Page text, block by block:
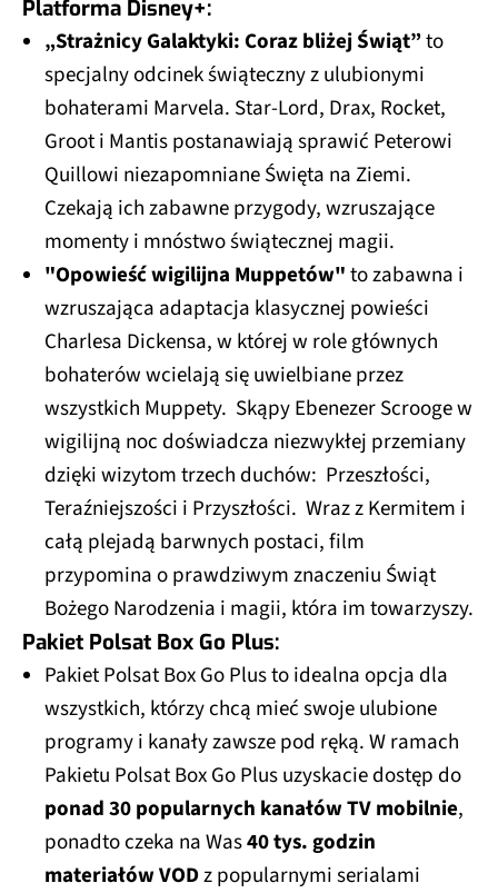
Platforma Disney+:
„Strażnicy Galaktyki: Coraz bliżej Świąt”to
specjalny odcinek świąteczny z ulubionymi
bohaterami Marvela. Star-Lord, Drax, Rocket,
Groot i Mantis postanawiają sprawić Peterowi
Quillowi niezapomniane Święta na Ziemi.
Czekają ich zabawne przygody, wzruszające
momenty i mnóstwo świątecznej magii.
"Opowieść wigilijna Muppetów"to zabawna i
wzruszająca adaptacja klasycznej powieści
Charlesa Dickensa, w której w role głównych
bohaterów wcielają się uwielbiane przez
wszystkich Muppety. Skąpy Ebenezer Scrooge w
wigilijną noc doświadcza niezwykłej przemiany
dzięki wizytom trzech duchów: Przeszłości,
Teraźniejszości i Przyszłości. Wraz z Kermitem i
całą plejadą barwnych postaci, film
przypomina o prawdziwym znaczeniu Świąt
Bożego Narodzenia i magii, która im towarzyszy.
Pakiet Polsat Box Go Plus:
Pakiet Polsat Box Go Plus to idealna opcja dla
wszystkich, którzy chcą mieć swoje ulubione
programy i kanały zawsze pod ręką. W ramach
Pakietu Polsat Box Go Plus uzyskacie dostęp do
ponad 30 popularnych kanałów TV mobilnie,
ponadto czeka na Was40 tys. godzin
materiałów VODz popularnymi serialami